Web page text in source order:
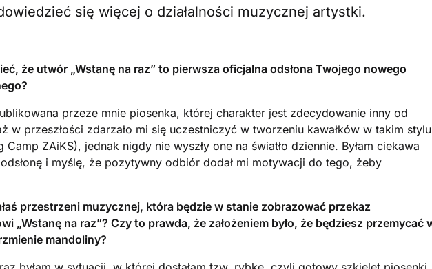
się więcej o działalności muzycznej artystki.
że utwór „Wstanę na raz” to pierwsza oficjalna odsłona Twojego nowego
przeze mnie piosenka, której charakter jest zdecydowanie inny od
w przeszłości zdarzało mi się uczestniczyć w tworzeniu kawałków w takim stylu
Camp ZAiKS), jednak nigdy nie wyszły one na światło dziennie. Byłam ciekawa
i myślę, że pozytywny odbiór dodał mi motywacji do tego, żeby
przestrzeni muzycznej, która będzie w stanie zobrazować przekaz
„Wstanę na raz”? Czy to prawda, że założeniem było, że będziesz przemycać
mandoliny?